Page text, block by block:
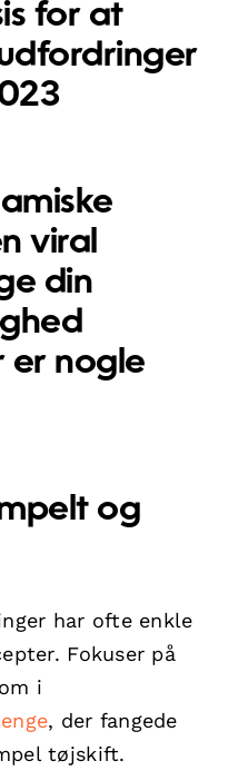
for at
viral
din
er nogle
og
har ofte enkle
Fokuser på
i
, der fangede
tøjskift.